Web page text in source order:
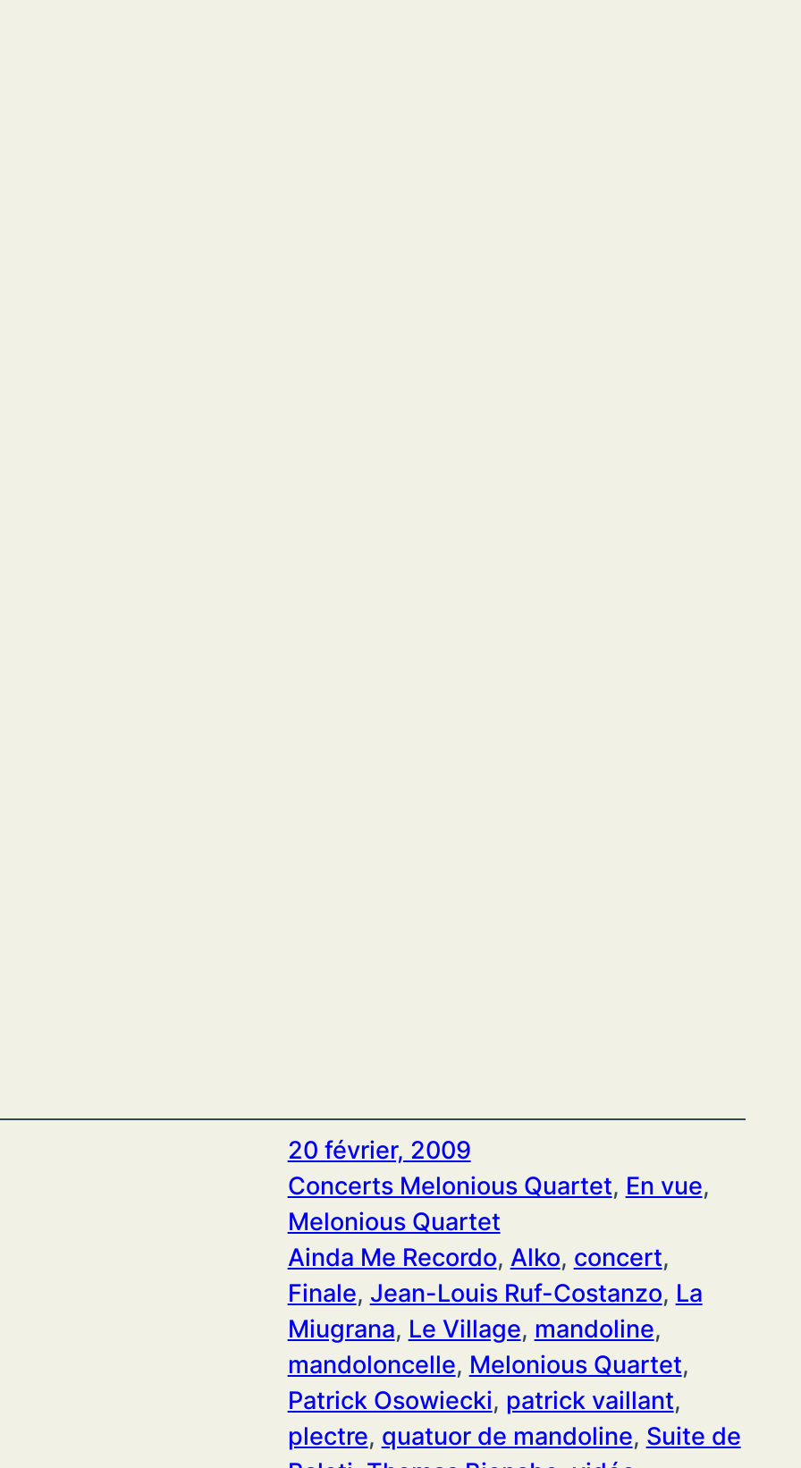
20 février, 2009
Concerts Melonious Quartet, En vue
Melonious Quartet
Ainda Me Recordo, Alko, concert
Finale, Jean-Louis Ruf-Costanzo, La
Miugrana, Le Village, mandoline
mandoloncelle, Melonious Quartet
Patrick Osowiecki, patrick vaillant
plectre, quatuor de mandoline, Suite de